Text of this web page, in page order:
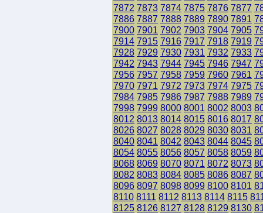
7872 7873 7874 7875 7876 7877
7886 7887 7888 7889 7890 7891
7900 7901 7902 7903 7904 7905
7914 7915 7916 7917 7918 7919
7928 7929 7930 7931 7932 7933
7942 7943 7944 7945 7946 7947
7956 7957 7958 7959 7960 7961
7970 7971 7972 7973 7974 7975
7984 7985 7986 7987 7988 7989
7998 7999 8000 8001 8002 8003
8012 8013 8014 8015 8016 8017
8026 8027 8028 8029 8030 8031
8040 8041 8042 8043 8044 8045
8054 8055 8056 8057 8058 8059
8068 8069 8070 8071 8072 8073
8082 8083 8084 8085 8086 8087
8096 8097 8098 8099 8100 8101
8110 8111 8112 8113 8114 8115
8125 8126 8127 8128 8129 8130